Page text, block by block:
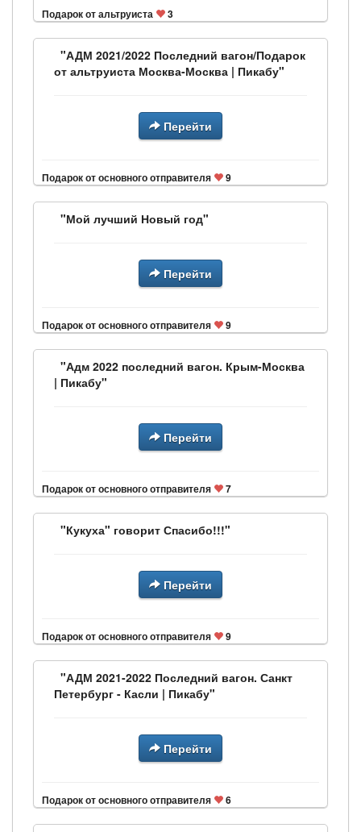
Подарок от альтруиста 3
"АДМ 2021/2022 Последний вагон/Подарок
от альтруиста Москва-Москва | Пикабу"
Перейти
Подарок от основного отправителя 9
"Мой лучший Новый год"
Перейти
Подарок от основного отправителя 9
"Адм 2022 последний вагон. Крым-Москва
| Пикабу"
Перейти
Подарок от основного отправителя 7
"Кукуха" говорит Спасибо!!!"
Перейти
Подарок от основного отправителя 9
"АДМ 2021-2022 Последний вагон. Санкт
Петербург - Касли | Пикабу"
Перейти
Подарок от основного отправителя 6